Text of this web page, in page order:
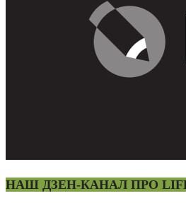
НАШ ДЗЕН-КАНАЛ ПРО